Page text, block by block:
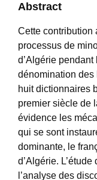
Abstract
Cette contribution
processus de
d’Algérie
dénomination des
huit dictionnaires
premier siècle de
évidence les
qui se sont
dominante, le
d’Algérie.
l’analyse des